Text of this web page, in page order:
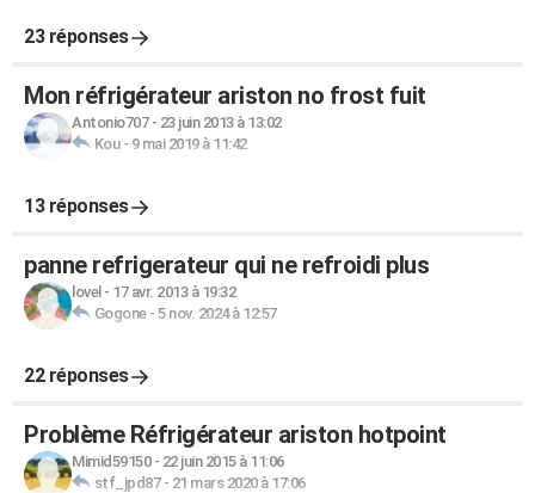
23 réponses
Mon réfrigérateur ariston no frost fuit
Antonio707- 23 juin 2013 à 13:02
Kou- 9 mai 2019 à 11:42
13 réponses
panne refrigerateur qui ne refroidi plus
lovel - 17 avr. 2013 à 19:32
Gogone- 5 nov. 2024 à 12:57
22 réponses
Problème Réfrigérateur ariston hotpoint
Mimid59150- 22 juin 2015 à 11:06
stf_jpd87- 21 mars 2020 à 17:06